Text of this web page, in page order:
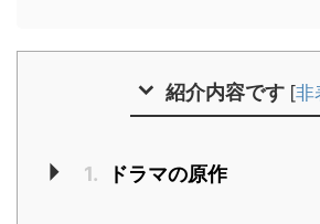
紹介内容です [非
1. ドラマの原作